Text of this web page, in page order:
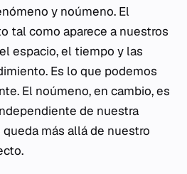
y noúmeno. El
tal como aparece a nuestros
espacio, el tiempo y las
Es lo que podemos
El noúmeno, en cambio, es
de nuestra
más allá de nuestro